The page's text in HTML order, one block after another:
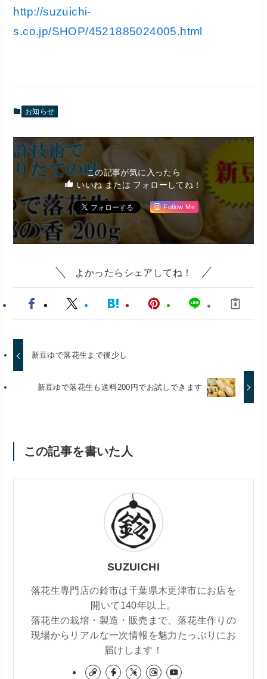
http://suzuichi-
s.co.jp/SHOP/4521885024005.html
お知らせ
この記事が気に入ったら
いいね または フォローしてね！
Follow Me
よかったらシェアしてね！
新豆ゆで落花生まで後少し
新豆ゆで落花生も送料200円でお試しできます
この記事を書いた人
SUZUICHI
落花生専門店の鈴市は千葉県木更津市にお店を
開いて140年以上。
落花生の栽培・製造・販売まで、落花生作りの
現場からリアルな一次情報を魅力たっぷりにお
届けします！